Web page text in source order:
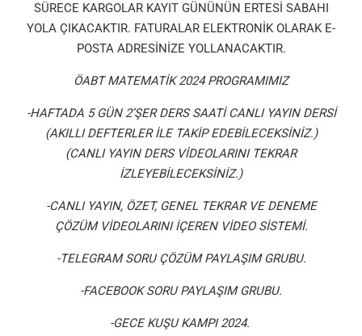
SÜRECE KARGOLAR KAYIT GÜNÜNÜN ERTESİ SABAHI
YOLA ÇIKACAKTIR. FATURALAR ELEKTRONİK OLARAK E-
POSTA ADRESİNİZE YOLLANACAKTIR.
ÖABT MATEMATİK 2024 PROGRAMIMIZ
-HAFTADA 5 GÜN 2’ŞER DERS SAATİ CANLI YAYIN DERSİ
(AKILLI DEFTERLER İLE TAKİP EDEBİLECEKSİNİZ.)
(CANLI YAYIN DERS VİDEOLARINI TEKRAR
İZLEYEBİLECEKSİNİZ.)
-CANLI YAYIN, ÖZET, GENEL TEKRAR VE DENEME
ÇÖZÜM VİDEOLARINI İÇEREN VİDEO SİSTEMİ.
-TELEGRAM SORU ÇÖZÜM PAYLAŞIM GRUBU.
-FACEBOOK SORU PAYLAŞIM GRUBU.
-GECE KUŞU KAMPI 2024.